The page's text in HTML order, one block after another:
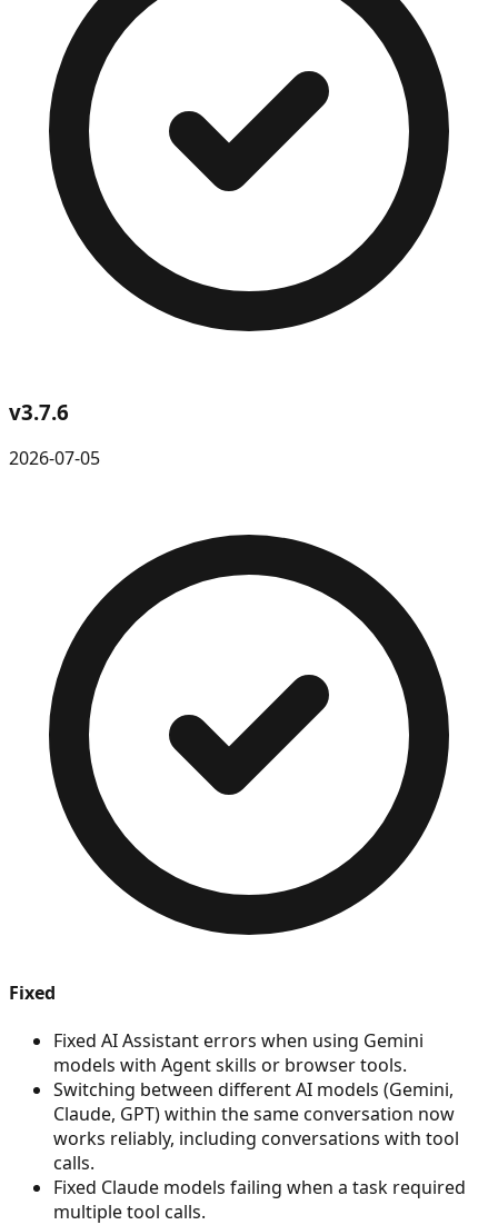
v3.7.6
2026-07-05
Fixed
Fixed AI Assistant errors when using Gemini
models with Agent skills or browser tools.
Switching between different AI models (Gemini,
Claude, GPT) within the same conversation now
works reliably, including conversations with tool
calls.
Fixed Claude models failing when a task required
multiple tool calls.